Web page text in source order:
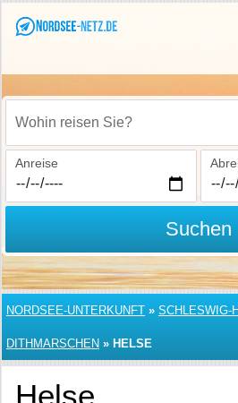
Wohin reisen Sie?
Anreise
Suchen
NORDSEE-UNTERKUNFT » SCHLESWIG-
DITHMARSCHEN » HELSE
Helse